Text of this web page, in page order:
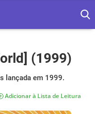
(1999)
lançada em 1999.
Adicionar à Lista de Leitura